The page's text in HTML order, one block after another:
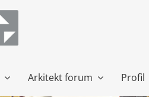
Arkitekt forum Profil